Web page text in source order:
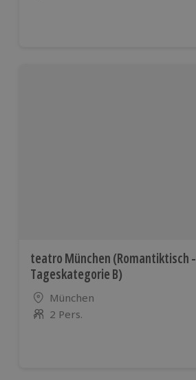
teatro München (Romantiktisch -
Tageskategorie B)
Standort
München
Anzahl der Teilnehmer
2 Pers.